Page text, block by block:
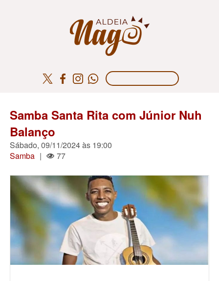
Samba Santa Rita com Júnior Nuh
Balanço
Sábado, 09/11/2024 às 19:00
Samba | 77